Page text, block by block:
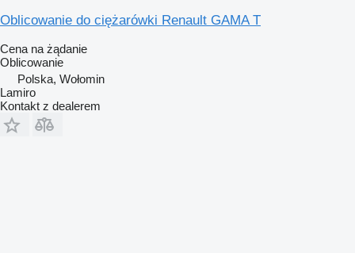
Oblicowanie do ciężarówki Renault GAMA T
Cena na żądanie
Oblicowanie
Polska, Wołomin
Lamiro
Kontakt z dealerem